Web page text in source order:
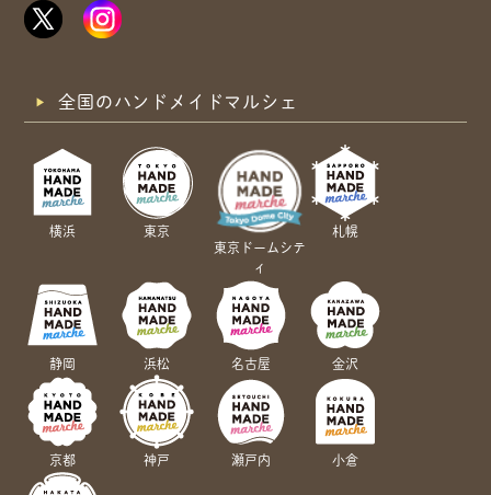
全国のハンドメイドマルシェ
横浜
東京
東京ドームシテ
ィ
札幌
静岡 浜松 名古屋 金沢
京都 神戸 瀬戸内 小倉